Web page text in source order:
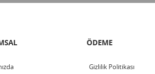
ÖDEME
Gizlilik Politikası